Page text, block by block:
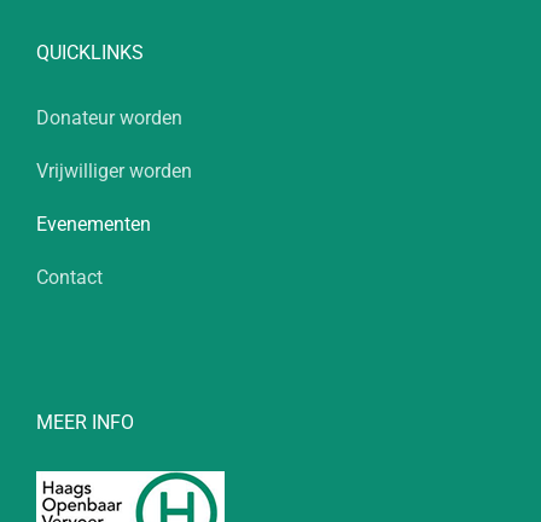
QUICKLINKS
Donateur worden
Vrijwilliger worden
Evenementen
Contact
MEER INFO